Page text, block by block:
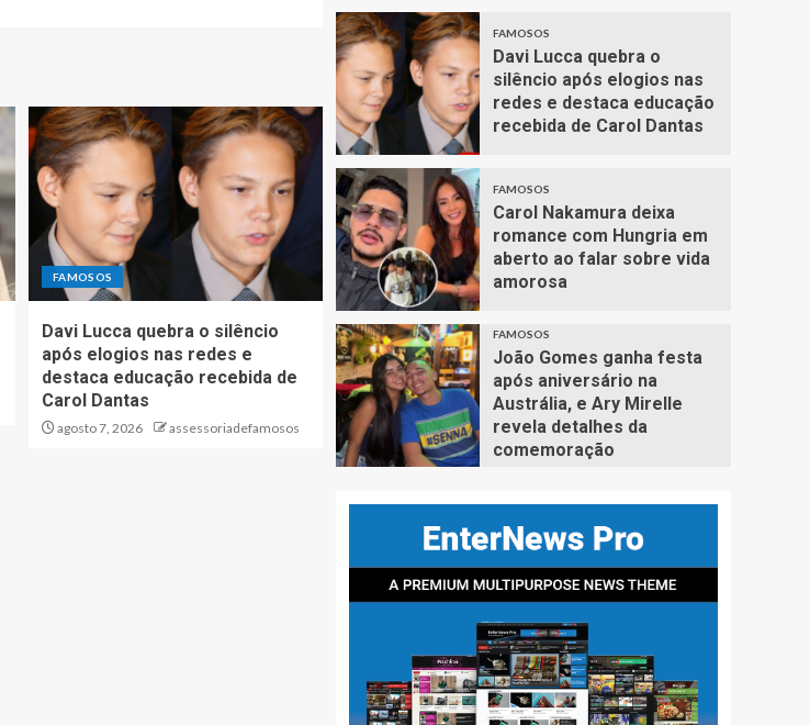
FAMOSOS
Davi Lucca quebra o silêncio
após elogios nas redes e
destaca educação recebida de
Carol Dantas
agosto 7, 2026 assessoriadefamosos
FAMOSOS
Davi Lucca quebra o
silêncio após elogios nas
redes e destaca educação
recebida de Carol Dantas
FAMOSOS
Carol Nakamura deixa
romance com Hungria em
aberto ao falar sobre vida
amorosa
FAMOSOS
João Gomes ganha festa
após aniversário na
Austrália, e Ary Mirelle
revela detalhes da
comemoração